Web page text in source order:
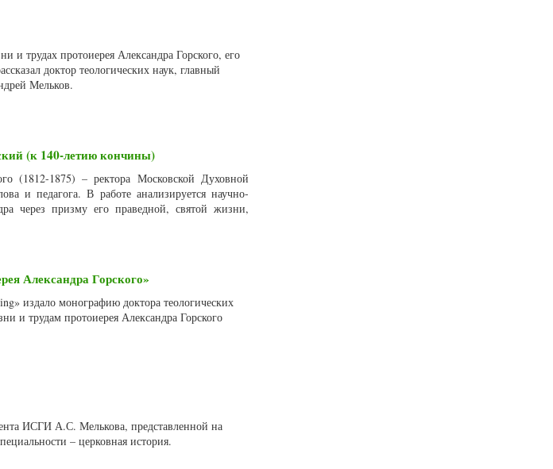
и трудах протоиерея Александра Горского, его
доктор теологических наук, главный
Мельков.
(к 140-летию кончины)
(1812-1875) – ректора Московской Духовной
и педагога. В работе анализируется научно-
через призму его праведной, святой жизни,
Александра Горского»
издало монографию доктора теологических
и трудам протоиерея Александра Горского
ИСГИ А.С. Мелькова, представленной на
– церковная история.